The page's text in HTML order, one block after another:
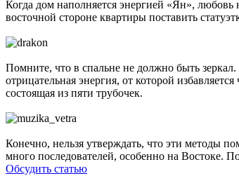
Когда дом наполняется энергией «Ян»,
восточной стороне квартиры поставить
Помните, что в спальне не должно быть
отрицательная энергия, от которой
состоящая из пяти трубочек.
Конечно, нельзя утверждать, что эти методы
много последователей, особенно на Востоке.
Обсудить статью